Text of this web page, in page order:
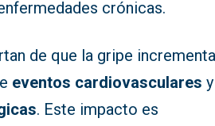
crónicas.
de que la gripe
eventos cardiovasculares
. Este impacto es